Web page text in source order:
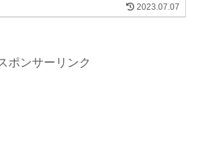
2023.07.07
ポンサーリンク